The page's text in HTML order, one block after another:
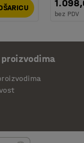
bez PDV
proizvodima